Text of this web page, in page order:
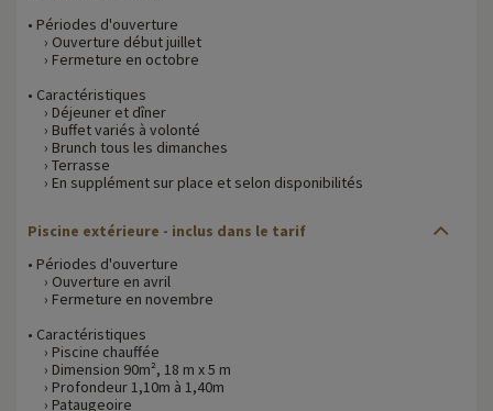
• Périodes d'ouverture
› Ouverture début juillet
› Fermeture en octobre
• Caractéristiques
› Déjeuner et dîner
› Buffet variés à volonté
› Brunch tous les dimanches
› Terrasse
› En supplément sur place et selon disponibilités
Piscine extérieure - inclus dans le tarif
• Périodes d'ouverture
› Ouverture en avril
› Fermeture en novembre
• Caractéristiques
› Piscine chauffée
› Dimension 90m², 18 m x 5 m
› Profondeur 1,10m à 1,40m
› Pataugeoire